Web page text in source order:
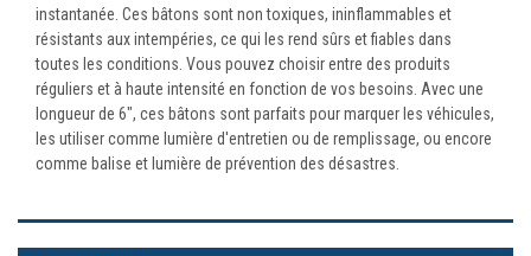
instantanée. Ces bâtons sont non toxiques, ininflammables et
résistants aux intempéries, ce qui les rend sûrs et fiables dans
toutes les conditions. Vous pouvez choisir entre des produits
réguliers et à haute intensité en fonction de vos besoins. Avec une
longueur de 6", ces bâtons sont parfaits pour marquer les véhicules,
les utiliser comme lumière d'entretien ou de remplissage, ou encore
comme balise et lumière de prévention des désastres.